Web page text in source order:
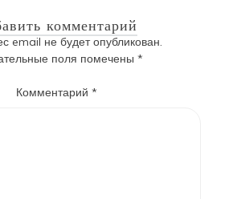
комментарий
email не будет опубликован.
поля помечены *
Комментарий*